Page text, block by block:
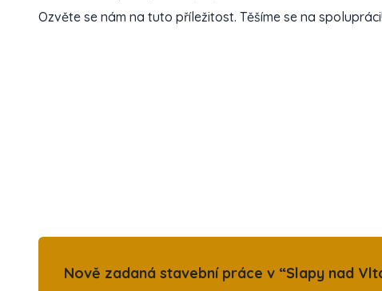
Ozvěte se nám na tuto příležitost. Těšíme se na
Nově zadaná stavební práce v “Slapy nad